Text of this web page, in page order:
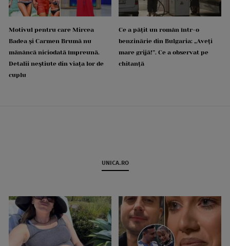
Motivul pentru care Mircea
Badea și Carmen Brumă nu
mănâncă niciodată împreună.
Detalii neștiute din viața lor de
cuplu
Ce a pățit un român într-o
benzinărie din Bulgaria: „Aveți
mare grijă!”. Ce a observat pe
chitanță
UNICA.RO